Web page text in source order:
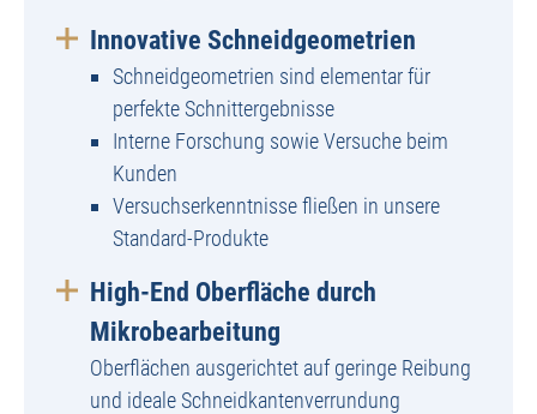
Innovative Schneidgeometrien
Schneidgeometrien sind elementar für
perfekte Schnittergebnisse
Interne Forschung sowie Versuche beim
Kunden
Versuchserkenntnisse fließen in unsere
Standard-Produkte
High-End Oberfläche durch
Mikrobearbeitung
Oberflächen ausgerichtet auf geringe Reibung
und ideale Schneidkantenverrundung